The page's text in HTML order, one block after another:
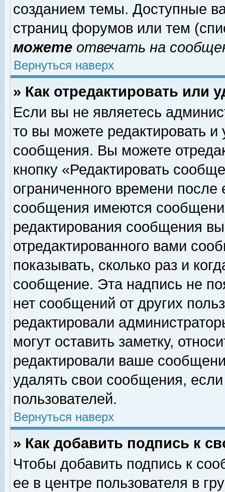
созданием темы. Доступные
страниц форумов или тем
можете отвечать на
Вернуться наверх
» Как отредактировать или
Если вы не являетесь
то вы можете редактировать и
сообщения. Вы можете
кнопку «Редактировать
ограниченного времени
сообщения имеются
редактирования сообщения
отредактированного вами
показывать, сколько раз и
сообщение. Эта надпись не
нет сообщений от других
редактировали
могут оставить заметку,
редактировали ваше
удалять свои сообщения,
пользователей.
Вернуться наверх
» Как добавить подпись к
Чтобы добавить подпись к
ее в центре пользователя в